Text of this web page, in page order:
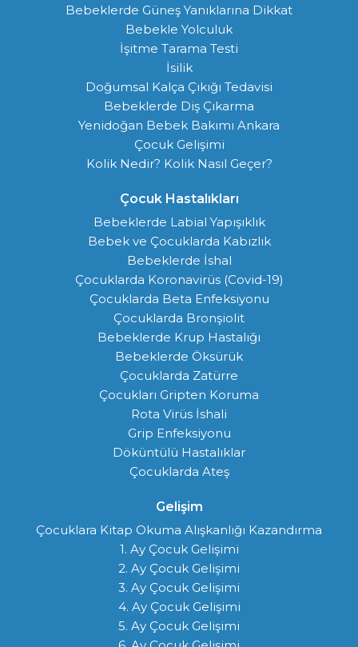
Bebeklerde Güneş Yanıklarına Dikkat
Bebekle Yolculuk
İşitme Tarama Testi
İsilik
Doğumsal Kalça Çıkığı Tedavisi
Bebeklerde Diş Çıkarma
Yenidoğan Bebek Bakımı Ankara
Çocuk Gelişimi
Kolik Nedir? Kolik Nasıl Geçer?
Çocuk Hastalıkları
Bebeklerde Labial Yapışıklık
Bebek ve Çocuklarda Kabızlık
Bebeklerde İshal
Çocuklarda Koronavirüs (Covid-19)
Çocuklarda Beta Enfeksiyonu
Çocuklarda Bronşiolit
Bebeklerde Krup Hastalığı
Bebeklerde Öksürük
Çocuklarda Zatürre
Çocukları Gripten Koruma
Rota Virüs İshali
Grip Enfeksiyonu
Döküntülü Hastalıklar
Çocuklarda Ateş
Gelişim
Çocuklara Kitap Okuma Alışkanlığı Kazandırma
1. Ay Çocuk Gelişimi
2. Ay Çocuk Gelişimi
3. Ay Çocuk Gelişimi
4. Ay Çocuk Gelişimi
5. Ay Çocuk Gelişimi